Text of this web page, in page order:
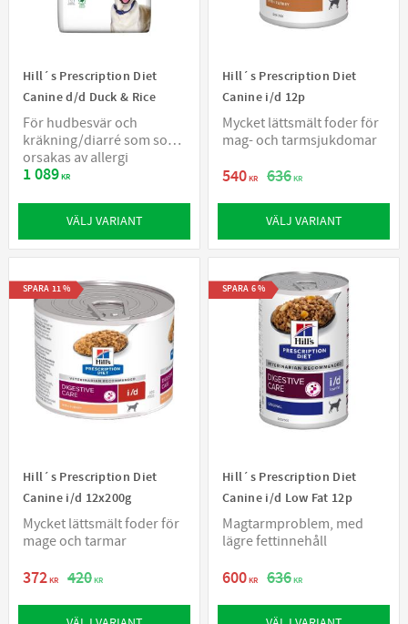
Hill´s Prescription Diet
Canine d/d Duck & Rice
För hudbesvär och
kräkning/diarré som som
orsakas av allergi
1 089KR
VÄLJ VARIANT
Hill´s Prescription Diet
Canine i/d 12p
Mycket lättsmält foder för
mag- och tarmsjukdomar
540KR 636KR
VÄLJ VARIANT
Hill´s Prescription Diet
Canine i/d 12x200g
Mycket lättsmält foder för
mage och tarmar
372KR 420KR
SPARA 11%
Hill´s Prescription Diet
Canine i/d Low Fat 12p
Magtarmproblem, med
lägre fettinnehåll
600KR 636KR
SPARA 6%